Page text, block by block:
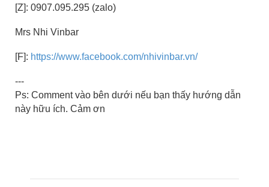
[Z]: 0907.095.295 (zalo)
Mrs Nhi Vinbar
[F]: https://www.facebook.com/nhivinbar.vn/
---
Ps: Comment vào bên dưới nếu bạn thấy hướng dẫn
này hữu ích. Cảm ơn